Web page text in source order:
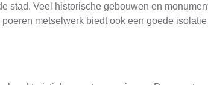
stad. Veel historische gebouwen en
metselwerk biedt ook een goede
en toepassingen. De meest